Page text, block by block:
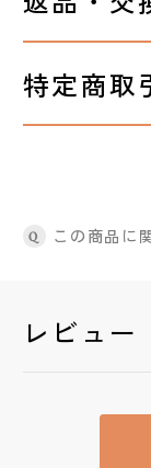
特定商取
Q この商品に
レビュー